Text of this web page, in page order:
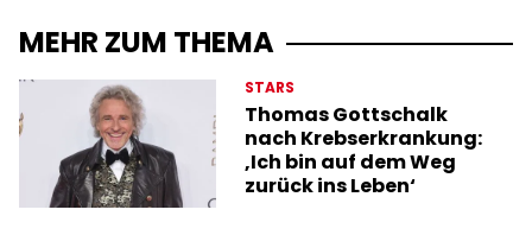
MEHR ZUM THEMA
STARS
Thomas Gottschalk
nach Krebserkrankung:
‚Ich bin auf dem Weg
zurück ins Leben‘